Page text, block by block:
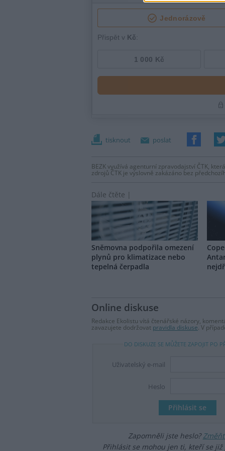
tisknout poslat
BEZK využívá agenturní zpravodajství ČTK,
zdrojů ČTK je výslovně zakázáno bez
Dále čtěte |
Sněmovna podpořila omezení
plynů pro klimatizace nebo
tepelná čerpadla
Online diskuse
Redakce Ekolistu vítá čtenářské názory,
zavazujete dodržovat pravidla diskuse. V
DO DISKUZE SE MŮŽETE ZAPOJIT PO
Uživatelský e-mail
Heslo
Zapomněli jste heslo?
Přihlásit se mohou jen ti, kteří se již